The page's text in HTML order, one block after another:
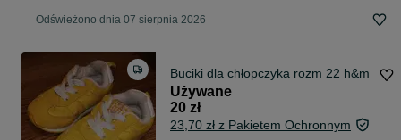
Odświeżono dnia 07 sierpnia 2026
Buciki dla chłopczyka rozm 22 h&m
Używane
20 zł
23,70 zł z Pakietem Ochronnym